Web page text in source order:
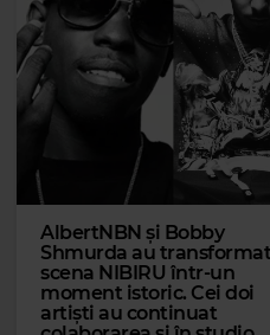
Magic 90s
ALL 4 ONE
AlbertNBN și Bobby
Shmurda au transformat
scena NIBIRU într-un
moment istoric. Cei doi
artiști au continuat